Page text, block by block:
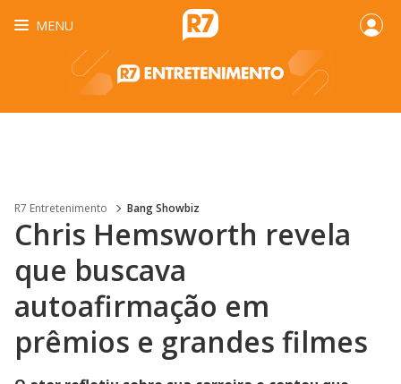
MENU
R7 Entretenimento Bang Showbiz
Chris Hemsworth revela
que buscava
autoafirmação em
prêmios e grandes filmes